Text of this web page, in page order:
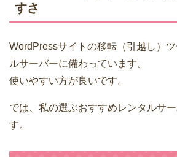
すさ
WordPressサイトの移転（引越し）
ルサーバーに備わっています。
使いやすい方が良いです。
では、私の選ぶおすすめレンタルサ
す。